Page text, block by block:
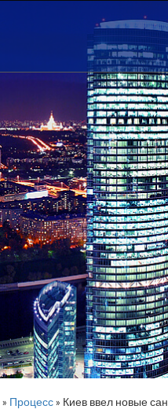
» Процесс» Киев ввел новые